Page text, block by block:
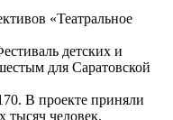
«Театральное
детских и
для Саратовской
В проекте приняли
тысяч человек.